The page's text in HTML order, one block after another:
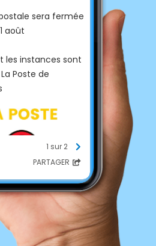
sera fermée
août
les instances sont
Poste de
1 sur 2
PARTAGER